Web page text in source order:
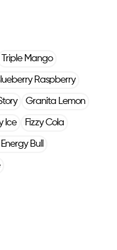
Triple Mango
Raspberry
Granita Lemon
Ice Fizzy Cola
Bull